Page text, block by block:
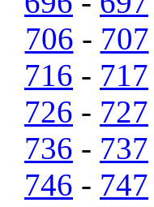
706 - 707
716 - 717
726 - 727
736 - 737
746 - 747